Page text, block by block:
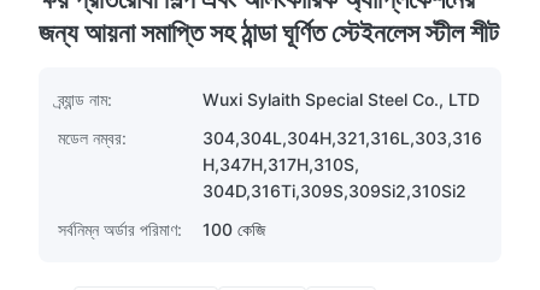
জন্য আয়না সমাপ্তি সহ ঠান্ডা ঘূর্ণিত স্টেইনলেস স্টীল শীট
ব্র্যান্ড নাম:
Wuxi Sylaith Special Steel Co., LTD
মডেল নম্বর:
304,304L,304H,321,316L,303,316
H,347H,317H,310S,
304D,316Ti,309S,309Si2,310Si2
সর্বনিম্ন অর্ডার পরিমাণ:
100 কেজি